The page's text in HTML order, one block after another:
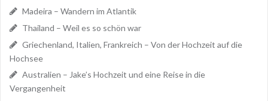
Madeira – Wandern im Atlantik
Thailand – Weil es so schön war
Griechenland, Italien, Frankreich – Von der Hochzeit auf die
Hochsee
Australien – Jake’s Hochzeit und eine Reise in die
Vergangenheit